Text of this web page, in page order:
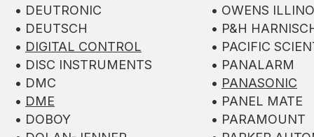
• DEUTRONIC
• DEUTSCH
• DIGITAL CONTROL
• DISC INSTRUMENTS
• DMC
• DME
• DOBOY
• OWENS
• P&H
• PACIFIC
• PANALARM
• PANASONIC
• PANEL MATE
• PARAMOUNT